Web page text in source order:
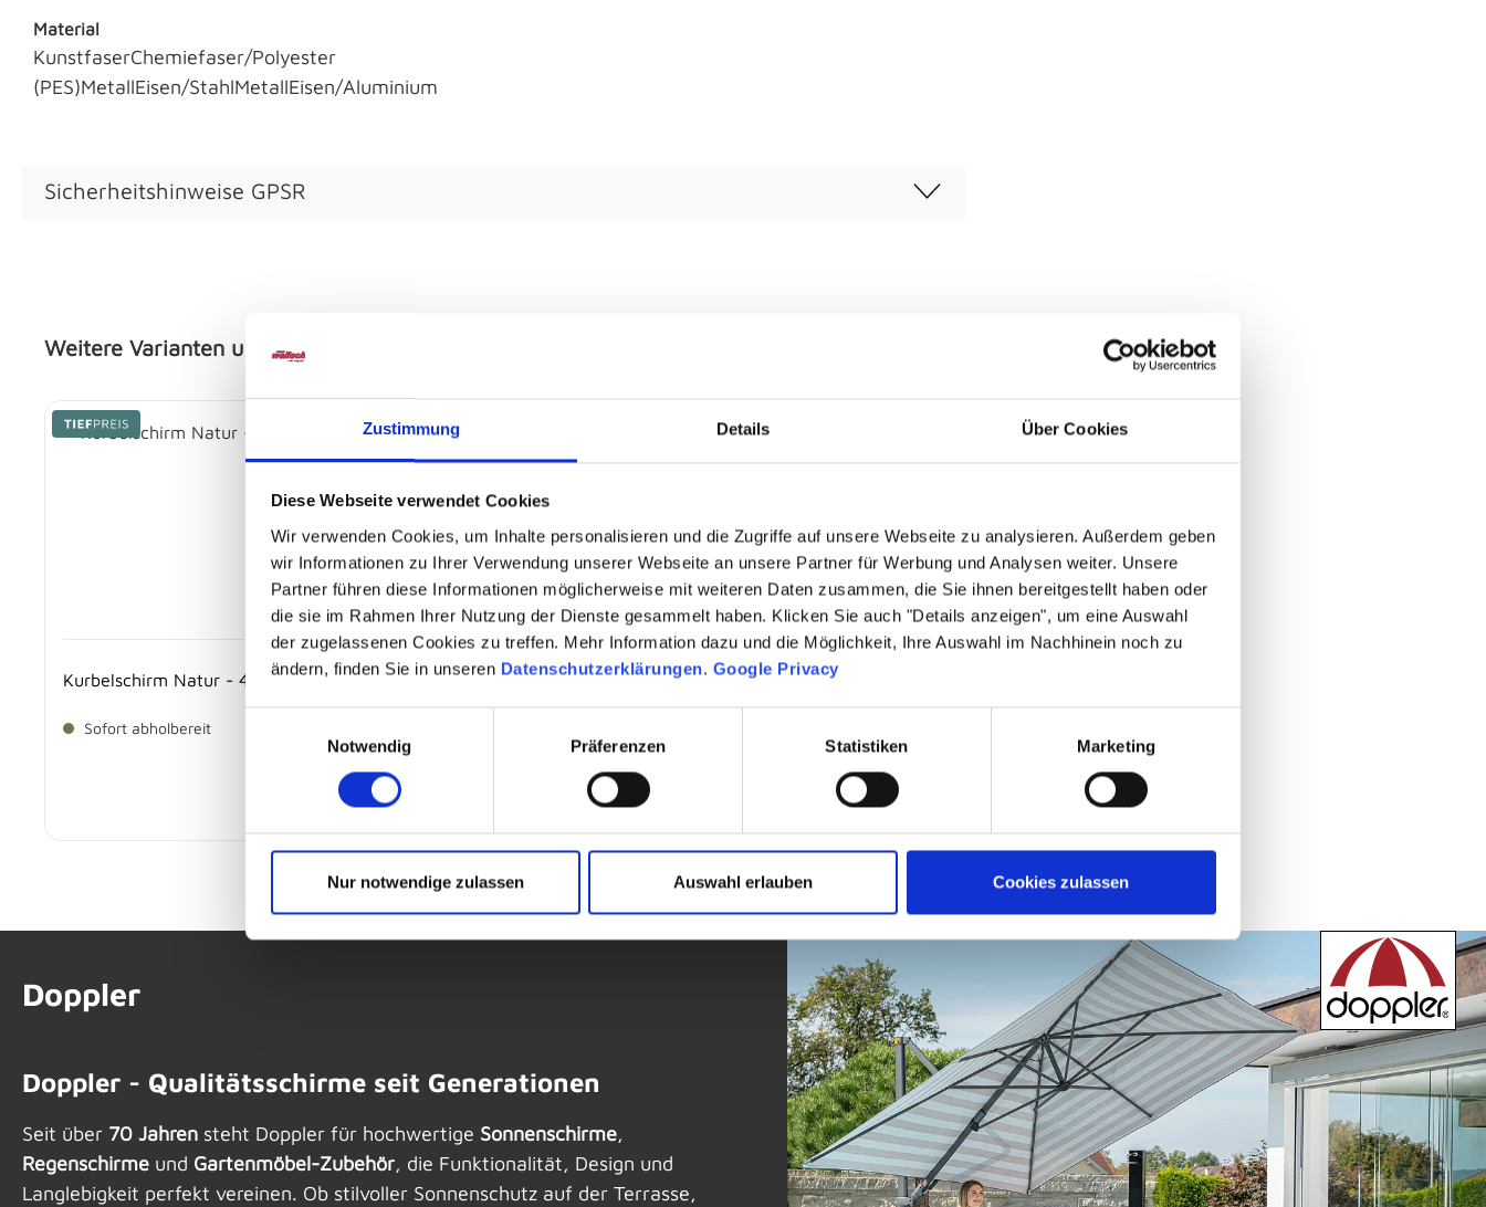
Zustimmung Details Über Cookies
Diese Webseite verwendet Cookies
Wir verwenden Cookies, um Inhalte personalisieren und die Zugriffe auf unsere Webseite zu analysieren. Außerdem geben
wir Informationen zu Ihrer Verwendung unserer Webseite an unsere Partner für Werbung und Analysen weiter. Unsere
Partner führen diese Informationen möglicherweise mit weiteren Daten zusammen, die Sie ihnen bereitgestellt haben oder
die sie im Rahmen Ihrer Nutzung der Dienste gesammelt haben. Klicken Sie auch "Details anzeigen", um eine Auswahl
der zugelassenen Cookies zu treffen. Mehr Information dazu und die Möglichkeit, Ihre Auswahl im Nachhinein noch zu
ändern, finden Sie in unseren Datenschutzerklärungen. Google Privacy
Notwendig
Präferenzen Statistiken Marketing
Nur notwendige zulassen Auswahl erlauben Cookies zulassen
Material
KunstfaserChemiefaser/Polyester
(PES)MetallEisen/StahlMetallEisen/Aluminium
Sicherheitshinweise GPSR
Weitere Varianten und Ausführungen:
Produktgalerie überspringen
Kurbelschirm Natur - 434437820 ACTIVE
Sofort abholbereit
139,
Doppler
Doppler - Qualitätsschirme seit Generationen
Seit über 70 Jahren steht Doppler für hochwertige Sonnenschirme,
Regenschirme und Gartenmöbel-Zubehör, die Funktionalität, Design und
Langlebigkeit perfekt vereinen. Ob stilvoller Sonnenschutz auf der Terrasse,